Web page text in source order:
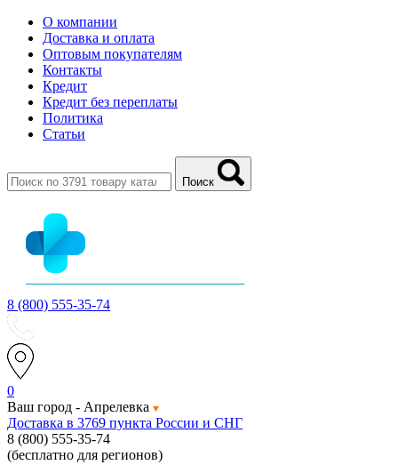
О компании
Доставка и оплата
Оптовым покупателям
Контакты
Кредит
Кредит без переплаты
Политика
Статьи
Поиск
8 (800) 555-35-74
0
Ваш город - Апрелевка
Доставка в 3769 пункта России и СНГ
8 (800) 555-35-74
(бесплатно для регионов)